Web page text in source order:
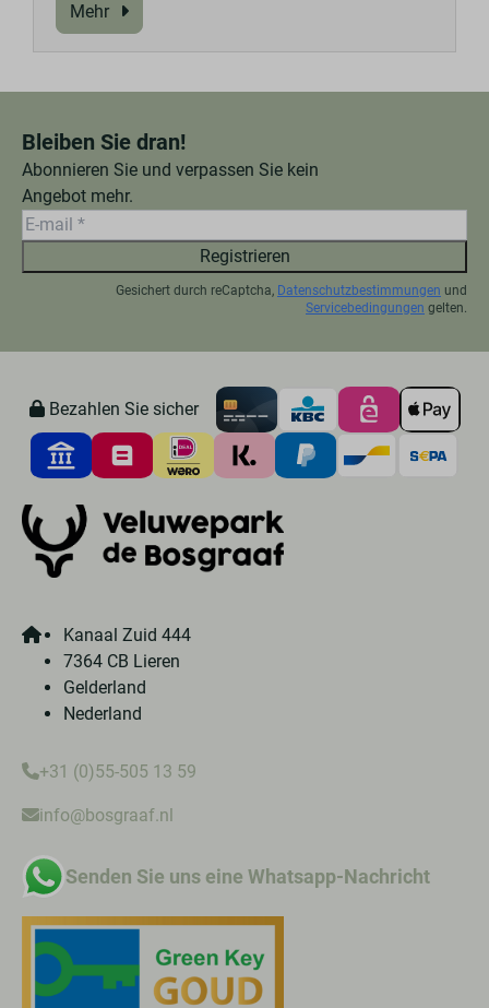
Mehr
Bleiben Sie dran!
Abonnieren Sie und verpassen Sie kein
Angebot mehr.
Registrieren
Gesichert durch reCaptcha, Datenschutzbestimmungen und
Servicebedingungen gelten.
Bezahlen Sie sicher
Kanaal Zuid 444
7364 CB Lieren
Gelderland
Nederland
+31 (0)55-505 13 59
info@bosgraaf.nl
Senden Sie uns eine Whatsapp-Nachricht